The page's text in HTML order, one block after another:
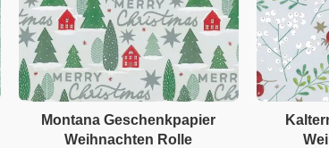
Montana Geschenkpapier
Weihnachten Rolle